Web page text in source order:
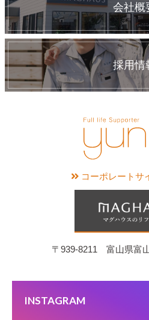
会社概
採用情
コーポレートサ
〒939-8211 富山県富
INSTAGRAM